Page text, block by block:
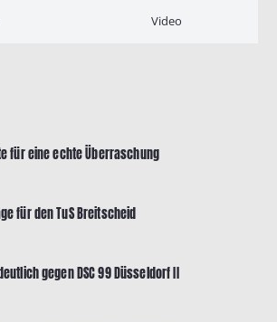
Video
für eine echte Überraschung
für den TuS Breitscheid
gegen DSC 99 Düsseldorf II